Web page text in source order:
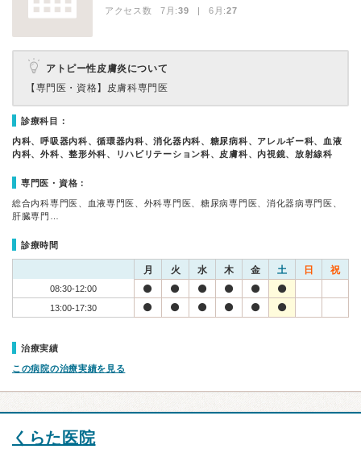
アクセス数 7月:39 | 6月:27
アトピー性皮膚炎について
【専門医・資格】 皮膚科専門医
診療科目：
内科、呼吸器内科、循環器内科、消化器内科、糖尿病科、アレルギー科、血液
内科、外科、整形外科、リハビリテーション科、皮膚科、内視鏡、放射線科
専門医・資格：
総合内科専門医、血液専門医、外科専門医、糖尿病専門医、消化器病専門医、
肝臓専門…
診療時間
月 火 水 木 金 土 日 祝
08:30-12:00
13:00-17:30
治療実績
この病院の治療実績を見る
くらた医院